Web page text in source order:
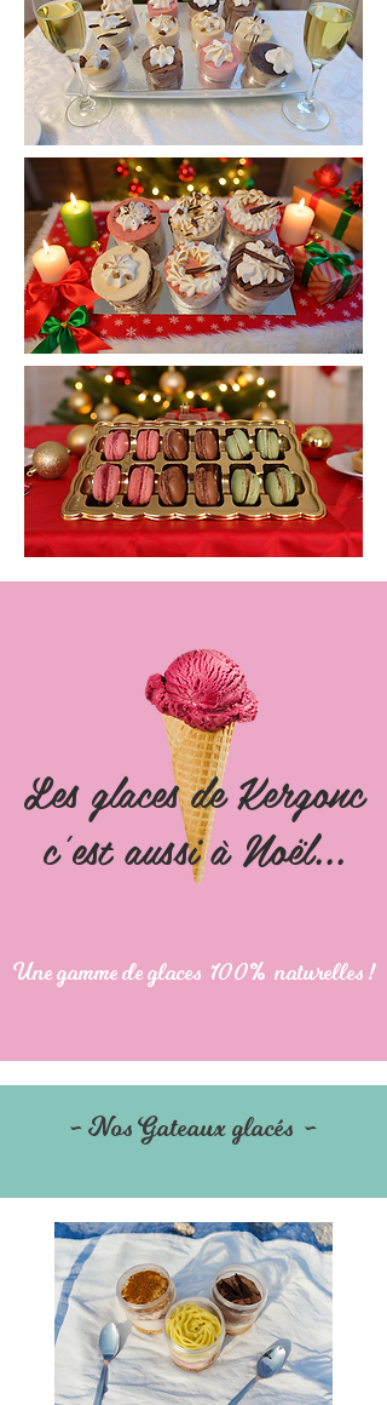
Les glaces de Kergonc
c'est aussi à Noël...
Une gamme de glaces 100% naturelles !
- Nos Gateaux glacés -